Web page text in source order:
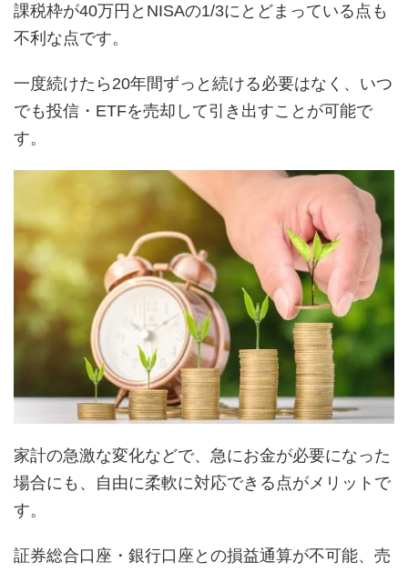
課税枠が40万円とNISAの1/3にとどまっている点も
不利な点です。
一度続けたら20年間ずっと続ける必要はなく、いつ
でも投信・ETFを売却して引き出すことが可能で
す。
家計の急激な変化などで、急にお金が必要になった
場合にも、自由に柔軟に対応できる点がメリットで
す。
証券総合口座・銀行口座との損益通算が不可能、売